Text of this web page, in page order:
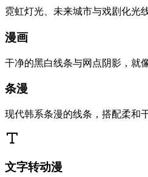
霓虹灯光、未来城市与戏剧化光
漫画
干净的黑白线条与网点阴影，就
条漫
现代韩系条漫的线条，搭配柔和
文字转动漫